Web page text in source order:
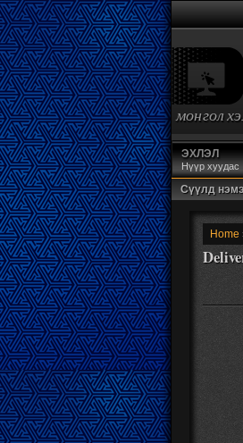
монгол
ЭХЛЭЛ
Нүүр хуудас
Сүүлд
Home